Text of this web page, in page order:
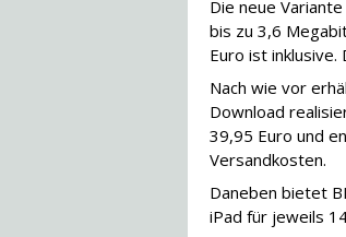
Die neue
bis zu 3,6
Euro ist
Nach wie vor
Download
39,95 Euro und
Versandkosten.
Daneben bietet
iPad für jeweils